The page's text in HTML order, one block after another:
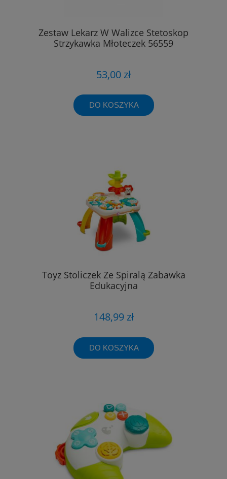
Zestaw Lekarz W Walizce Stetoskop
Strzykawka Młoteczek 56559
53,00 zł
DO KOSZYKA
Toyz Stoliczek Ze Spiralą Zabawka
Edukacyjna
148,99 zł
DO KOSZYKA